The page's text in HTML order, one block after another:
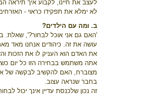
לעצב את חיינו, לקבוע איך תיראה
לא ימלא את תפקידו כראוי -
ב. ומה עם הילדים?
'האם גם אני אוכל לבחור?', שאלת.
עושה את זה. כיהודים אנחנו מאד
את האדם הוא העניק לו את הזכות
אתה משתמש בבחירה הזו כל יום
מצוברח, האם להקשיב לבקשה של
בחבר שנראה עצוב.